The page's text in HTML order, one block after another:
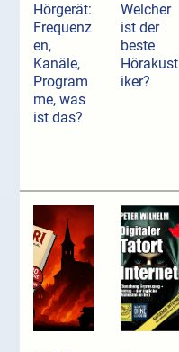
Hörgerät:
Frequenz
en,
Kanäle,
Program
me, was
ist das?
Welcher
ist der
beste
Hörakust
iker?